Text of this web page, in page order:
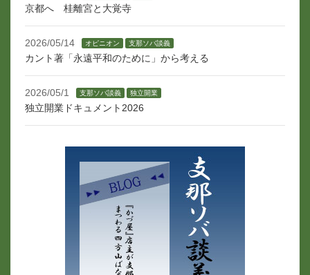
京都へ 桂離宮と大覚寺
2026/05/14 オピニオン 支那ソバ談義
カント著「永遠平和のために」から考える
2026/05/1 支那ソバ談義 独立開業
独立開業ドキュメント2026